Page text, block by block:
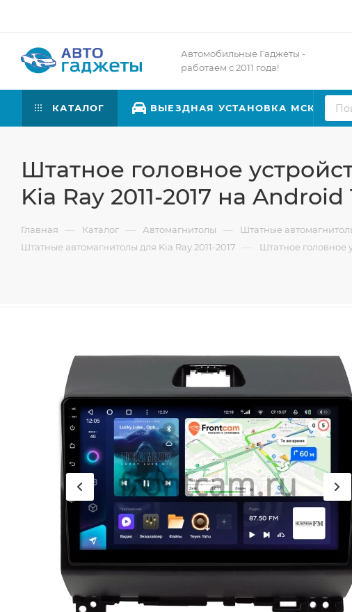
Автомобильные Гаджеты -
работаем с 2011 года!
КАТАЛОГ ВЫЕЗДНАЯ УСТАНОВКА МСК
Штатное головное
Kia Ray 2011-2017 на Android
Главная — Каталог — Автомагнитолы — Штатные
Штатные автомагнитолы для Kia Ray 2011-2017 — Штатное головное